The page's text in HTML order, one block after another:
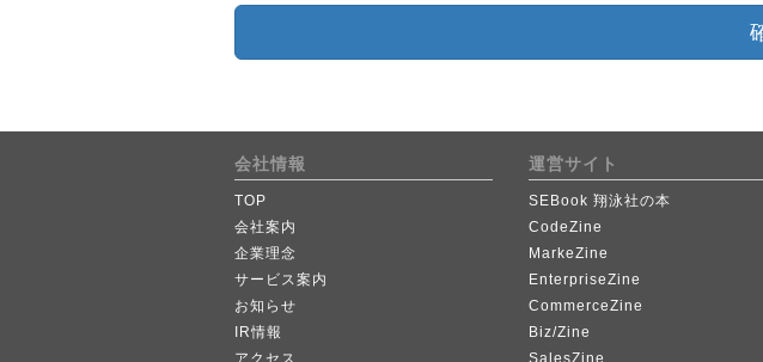
会社情報
TOP
会社案内
企業理念
サービス案内
お知らせ
IR情報
アクセス
運営サイト
SEBook 翔泳社の本
CodeZine
MarkeZine
EnterpriseZine
CommerceZine
Biz/Zine
SalesZine